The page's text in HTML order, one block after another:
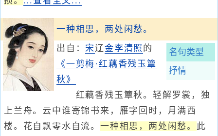
一种相思，两处闲愁。
名句类型
抒情
出自：宋辽金李清照 的
《一剪梅·红藕香残玉簟
秋》
红藕香残玉簟秋。轻解罗裳，独
上兰舟。云中谁寄锦书来，雁字回时，月满西
楼。花自飘零水自流。一种相思，两处闲愁。 此